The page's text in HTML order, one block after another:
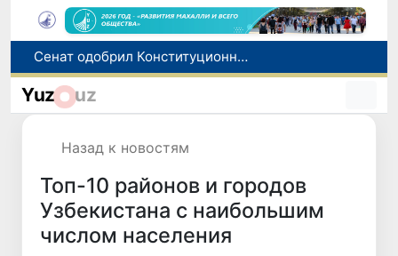
В Ташкенте задержали подозреваемых в распространении крупной партии наркотиков
В Узбекистане упростят назначение пенсий по инвалидности
Yuz uz
Назад к новостям
Топ-10 районов и городов
Узбекистана с наибольшим
числом населения